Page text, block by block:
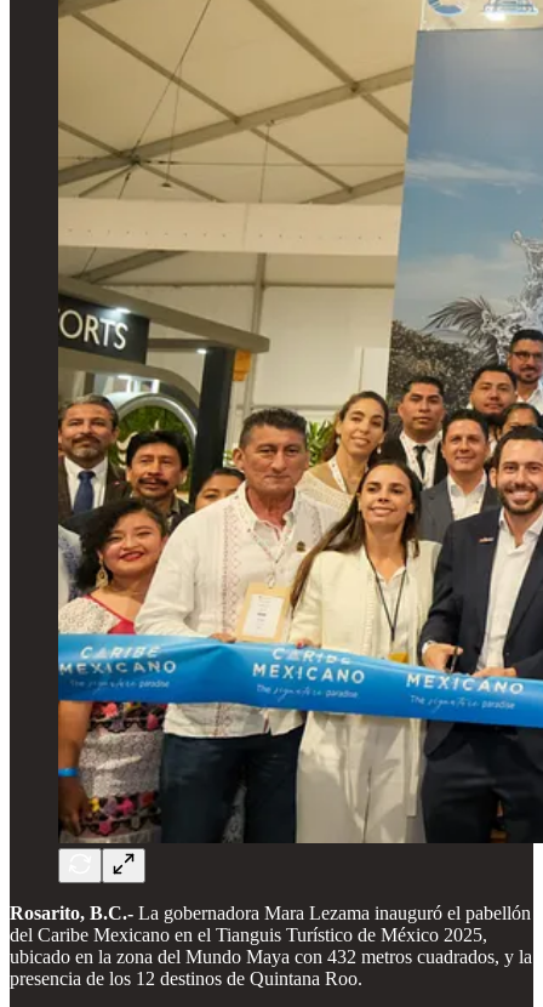
Rosarito, B.C.- La gobernadora Mara Lezama inauguró el pabellón
del Caribe Mexicano en el Tianguis Turístico de México 2025,
ubicado en la zona del Mundo Maya con 432 metros cuadrados, y la
presencia de los 12 destinos de Quintana Roo.